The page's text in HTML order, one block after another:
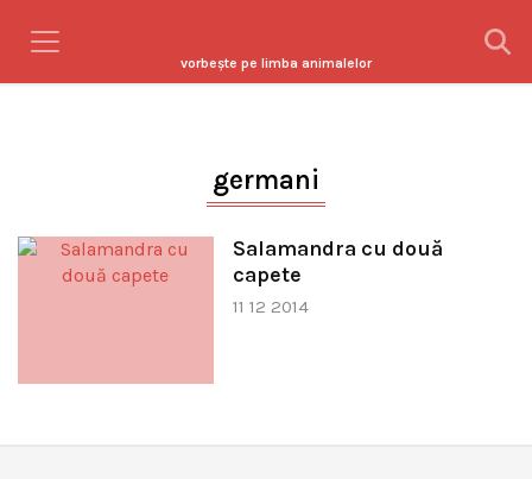
vorbeşte pe limba animalelor
germani
Salamandra cu două
capete
11 12 2014